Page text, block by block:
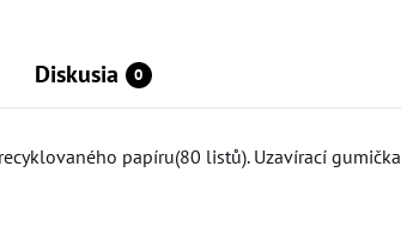
Diskusia 0
papíru(80 listů). Uzavírací